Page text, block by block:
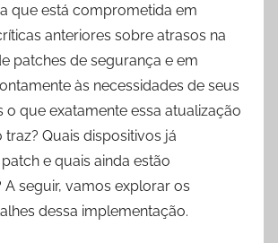
que está comprometida em
anteriores sobre atrasos na
patches de segurança e em
às necessidades de seus
o que exatamente essa atualização
Quais dispositivos já
e quais ainda estão
seguir, vamos explorar os
dessa implementação.